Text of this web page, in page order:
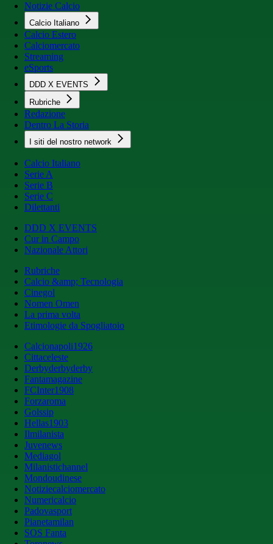
Notizie Calcio
Calcio Italiano
Calcio Estero
Calciomercato
Streaming
eSports
DDD X EVENTS
Rubriche
Redazione
Dentro La Storia
I siti del nostro network
Calcio Italiano
Serie A
Serie B
Serie C
Dilettanti
DDD X EVENTS
Cur in Campo
Nazionale Attori
Rubriche
Calcio &amp; Tecnologia
Cinegol
Nomen Omen
La prima volta
Etimologie da Spogliatoio
Calcionapoli1926
Cittaceleste
Derbyderbyderby
Fantamagazine
FCInter1908
Forzaroma
Golssip
Hellas1903
Ilmilanista
Juvenews
Mediagol
Milanistichannel
Mondoudinese
Notiziecalciomercato
Numericalcio
Padovasport
Pianetamilan
SOS Fanta